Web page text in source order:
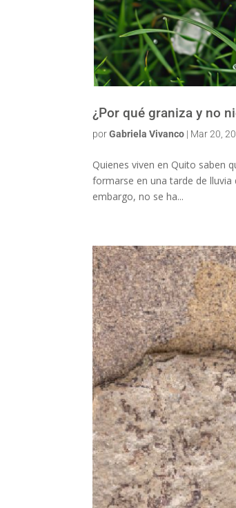
¿Por qué graniza y no
porGabriela Vivanco | Mar 20,
Quienes viven en Quito saben
formarse en una tarde de
embargo, no se ha...